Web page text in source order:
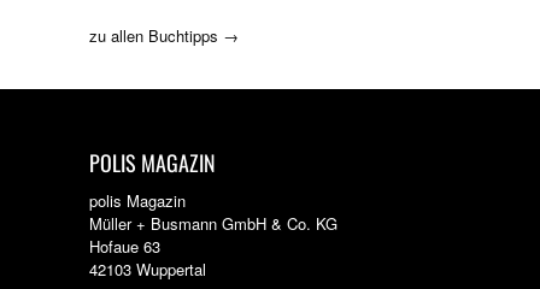
zu allen Buchtipps →
POLIS MAGAZIN
polis Magazin
Müller + Busmann GmbH & Co. KG
Hofaue 63
42103 Wuppertal